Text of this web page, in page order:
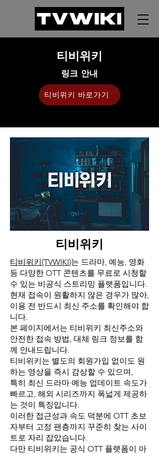
티비위키
링크 안내
티비위키 바로가기
티비위키
티비위키(TVWIKI)는 드라마, 예능, 영화
등 다양한 OTT 콘텐츠를 무료로 시청할
수 있는 비공식 스트리밍 플랫폼입니다.
현재 접속이 원활하지 않은 경우가 많아,
이용 전 반드시 최신 주소를 확인해야 합
니다.
본 페이지에서는 티비위키 최신주소와
안전한 접속 방법, 대체 링크 정보를 함
께 안내드립니다.
티비위키는 별도의 회원가입 없이도 원
하는 영상을 즉시 감상할 수 있으며,
특히 최신 드라마·예능 업데이트 속도가
빠르고, 해외 시리즈까지 폭넓게 제공하
는 것이 특징입니다.
이러한 접근성과 속도 덕분에 OTT 초보
자부터 고정 팬층까지 꾸준히 찾는 사이
트로 자리 잡았습니다.
다만 티비위키는 공식 OTT 플랫폼이 아